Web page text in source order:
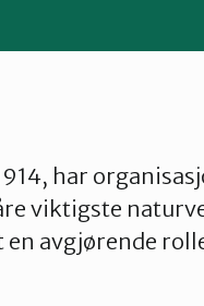
har
viktigste
avgjørende